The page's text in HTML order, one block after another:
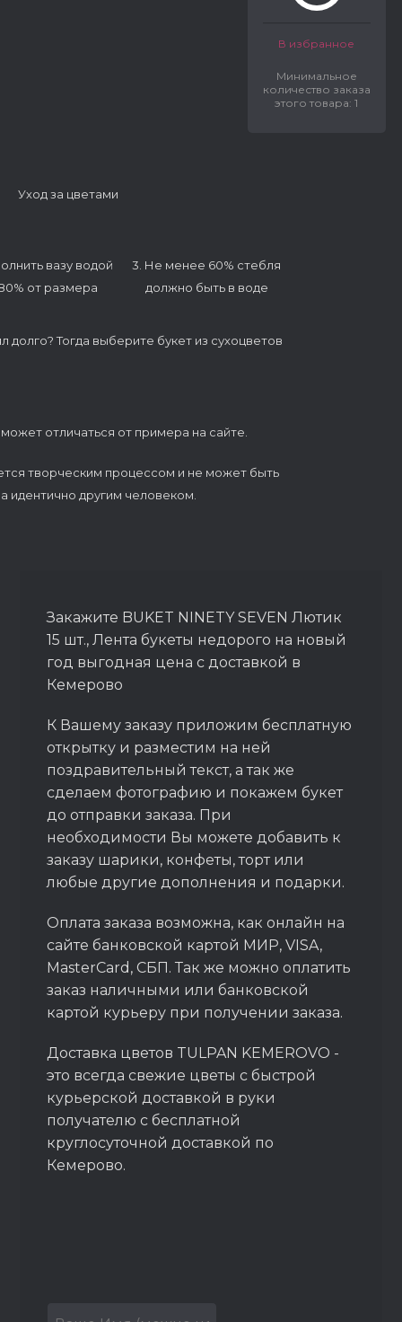
В избранное
Минимальное
количество заказа
этого товара: 1
Уход за цветами
вазу водой
от размера
3. Не менее 60% стебля
должно быть в воде
долго? Тогда выберите букет из сухоцветов
отличаться от примера на сайте.
творческим процессом и не может быть
идентично другим человеком.
Закажите BUKET NINETY SEVEN Лютик
15 шт., Лента букеты недорого на новый
год выгодная цена с доставкой в
Кемерово
К Вашему заказу приложим бесплатную
открытку и разместим на ней
поздравительный текст, а так же
сделаем фотографию и покажем букет
до отправки заказа. При
необходимости Вы можете добавить к
заказу шарики, конфеты, торт или
любые другие дополнения и подарки.
Оплата заказа возможна, как онлайн на
сайте банковской картой МИР, VISA,
MasterCard, СБП. Так же можно оплатить
заказ наличными или банковской
картой курьеру при получении заказа.
Доставка цветов TULPAN KEMEROVO -
это всегда свежие цветы с быстрой
курьерской доставкой в руки
получателю с бесплатной
круглосуточной доставкой по
Кемерово.